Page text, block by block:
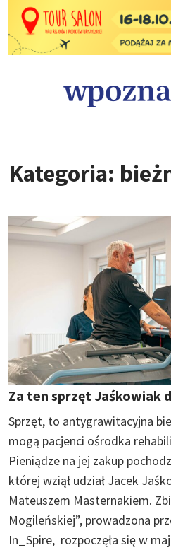
Kategoria:
Za ten sprzęt Jaśkowiak
Sprzęt, to antygrawitacyjna
mogą pacjenci ośrodka
Pieniądze na jej zakup
której wziął udział Jacek
Mateuszem Masternakiem.
Mogileńskiej”, prowadzona
In_Spire, rozpoczęła się w